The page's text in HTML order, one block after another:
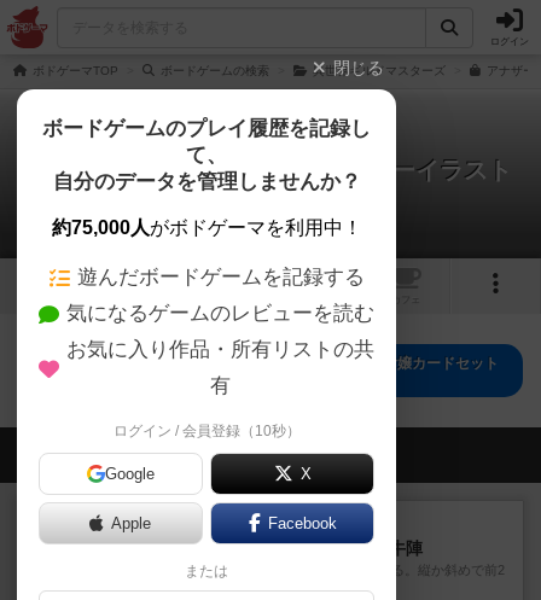
ログイン
ボドゲーマTOP ボードゲームの検索 異世界ギルドマスターズ アナザー
異世界ギルドマスターズ：アナザーイラスト
版受付嬢カードセット
0件のルール/インスト
1
異世界ギルドマスターズ：アナザーイラスト版受付嬢カードセット
のトップに戻る
会員の新しい投稿
レビュー
画像付き
ファイアー・ブルズ / 火牛陣
火牛を引き連れて敵を殲滅させる。縦か斜めで前2
閉じる
ボードゲームのプレイ履歴を記録し
て、
自分のデータを管理しませんか？
約75,000人がボドゲーマを利用中！
遊んだボードゲームを記録する
気になるゲームのレビューを読む
お気に入り作品・所有リストの共
有
ログイン / 会員登録（10秒）
Google X
Apple Facebook
または